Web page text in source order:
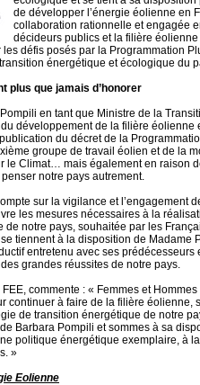
de développer l’énergie éolienne en
collaboration rationnelle et engagée
décideurs publics et la filière éolienne
défis posés par la Programmation
énergétique et écologique du
plus que jamais d’honorer
en tant que Ministre de la
développement de la filière éolienne
du décret de la
groupe de travail éolien et de la
le Climat… mais également en raison
notre pays autrement.
sur la vigilance et l’engagement
les mesures nécessaires à la
de notre pays, souhaitée par les
tiennent à la disposition de Madame
entretenu avec ses prédécesseurs
grandes réussites de notre pays.
commente : « Femmes et Hommes
continuer à faire de la filière éolienne,
de transition énergétique de notre
Barbara Pompili et sommes à sa
politique énergétique exemplaire, à
»
Eolienne